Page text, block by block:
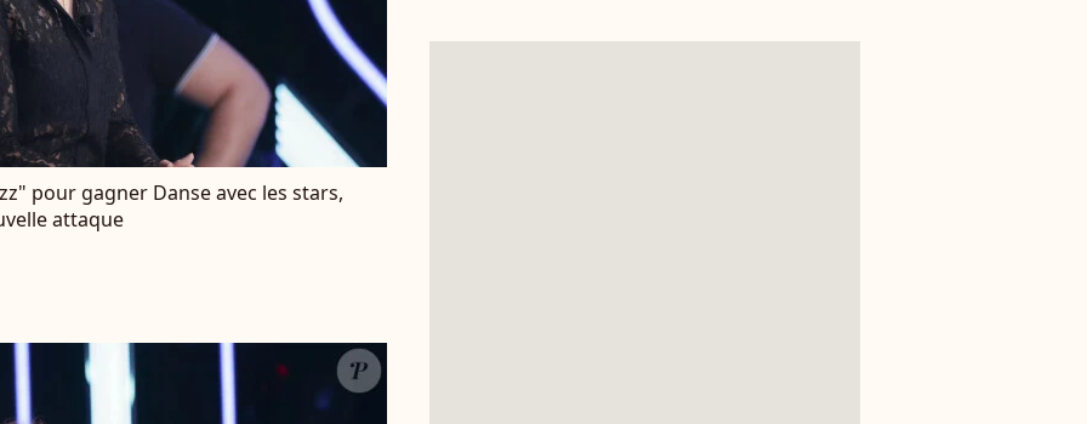
pour gagner Danse avec les stars,
attaque